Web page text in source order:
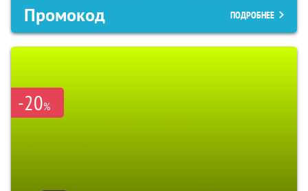
Промокод ПОДРОБНЕЕ
-20%